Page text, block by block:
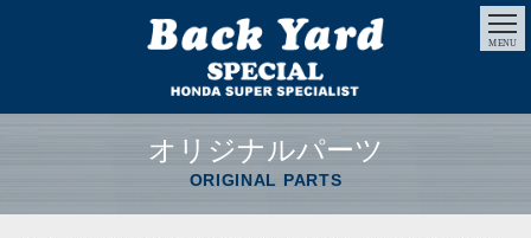
MENU
オリジナルパーツ
ORIGINAL PARTS